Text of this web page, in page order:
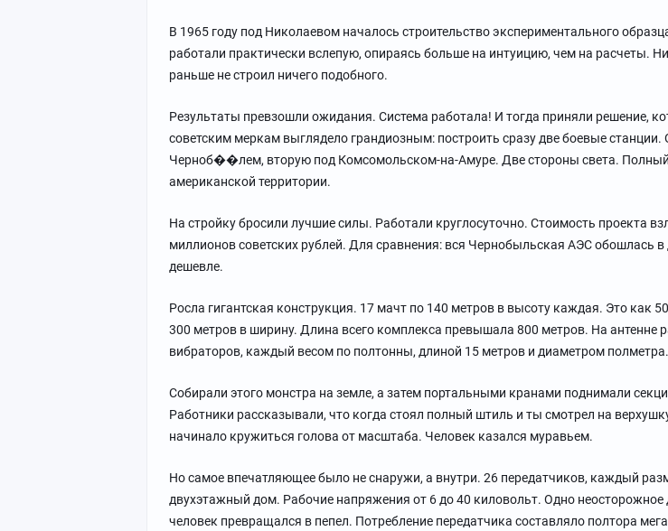
В 1965 году под Николаевом началось строительство экспериментального
работали практически вслепую, опираясь больше на интуицию, чем на расчеты.
раньше не строил ничего подобного.
Результаты превзошли ожидания. Система работала! И тогда приняли решение,
советским меркам выглядело грандиозным: построить сразу две боевые станции.
Черноб��лем, вторую под Комсомольском-на-Амуре. Две стороны света.
американской территории.
На стройку бросили лучшие силы. Работали круглосуточно. Стоимость проекта
миллионов советских рублей. Для сравнения: вся Чернобыльская АЭС обошлась в
дешевле.
Росла гигантская конструкция. 17 мачт по 140 метров в высоту каждая. Это как
300 метров в ширину. Длина всего комплекса превышала 800 метров. На антенне
вибраторов, каждый весом по полтонны, длиной 15 метров и диаметром полметра.
Собирали этого монстра на земле, а затем портальными кранами поднимали
Работники рассказывали, что когда стоял полный штиль и ты смотрел на
начинало кружиться голова от масштаба. Человек казался муравьем.
Но самое впечатляющее было не снаружи, а внутри. 26 передатчиков, каждый
двухэтажный дом. Рабочие напряжения от 6 до 40 киловольт. Одно неосторожное
человек превращался в пепел. Потребление передатчика составляло полтора